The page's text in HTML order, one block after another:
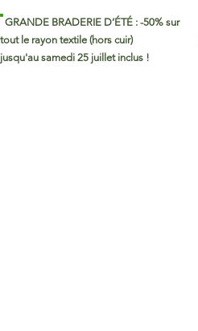
GRANDE BRADERIE D’ÉTÉ : -50% sur
tout le rayon textile (hors cuir)
jusqu'au samedi 25 juillet inclus !